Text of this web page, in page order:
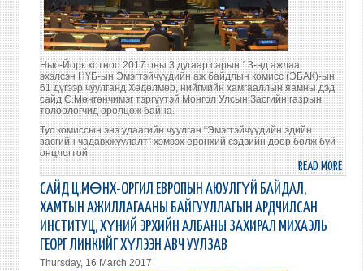
Нью-Йорк хотноо 2017 оны 3 дугаар сарын 13-нд ажлаа
эхэлсэн НҮБ-ын Эмэгтэйчүүдийн аж байдлын комисс (ЭБАК)-ын
61 дүгээр чуулганд Хөдөлмөр, нийгмийн хамгааллын яамны дэд
сайд С.Мөнгөнчимэг тэргүүтэй Монгол Улсын Засгийн газрын
төлөөлөгчид оролцож байна.
Тус комиссын энэ удаагийн чуулган “Эмэгтэйчүүдийн эдийн
засгийн чадавхжуулалт” хэмээх ерөнхий сэдвийн доор болж буй
онцлогтой.
READ MORE
НҮБ-
САЙД Ц.МӨНХ-ОРГИЛ ЕВРОПЫН АЮУЛГҮЙ БАЙДАЛ,
ХАМТЫН АЖИЛЛАГААНЫ БАЙГУУЛЛАГЫН АРДЧИЛСАН
ИНСТИТУЦ, ХҮНИЙ ЭРХИЙН АЛБАНЫ ЗАХИРАЛ МИХАЭЛЬ
ГЕОРГ ЛИНКИЙГ ХҮЛЭЭН АВЧ УУЛЗАВ
Thursday, 16 March 2017